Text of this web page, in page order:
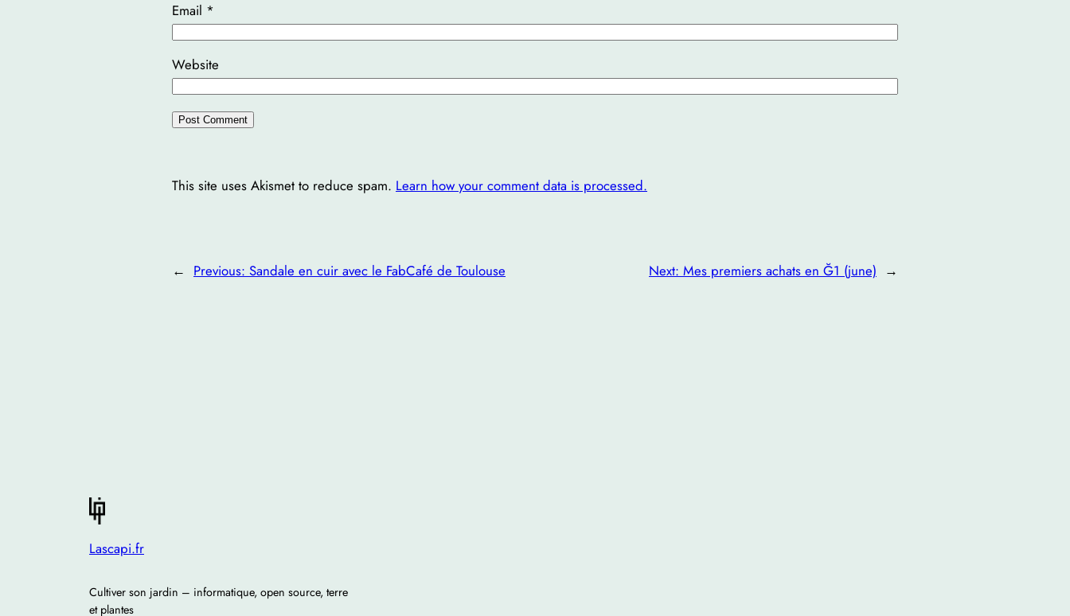
Email *
Website
This site uses Akismet to reduce spam. Learn how your comment data is processed.
← Previous: Sandale en cuir avec le FabCafé de Toulouse Next: Mes premiers achats en Ğ1 (june) →
Lascapi.fr
Cultiver son jardin – informatique, open source, terre
et plantes